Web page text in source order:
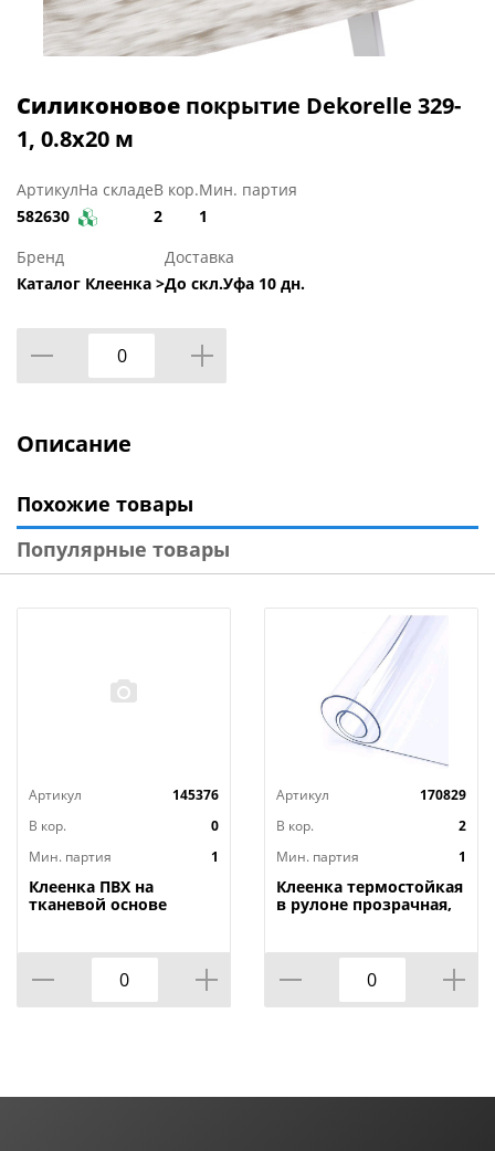
Силиконовое покрытие Dekorelle 329-
1, 0.8x20 м
Артикул
582630
На складеВ кор.
2
Мин. партия
1
Бренд
Каталог Клеенка >
Доставка
До скл.Уфа 10 дн.
Описание
Похожие товары
Популярные товары
Артикул
145376
В кор.
0
Мин. партия
1
Клеенка ПВХ на
тканевой основе
потертости, грязные
края
Артикул
170829
В кор.
2
Мин. партия
1
Клеенка термостойкая
в рулоне прозрачная,
HOZBAT